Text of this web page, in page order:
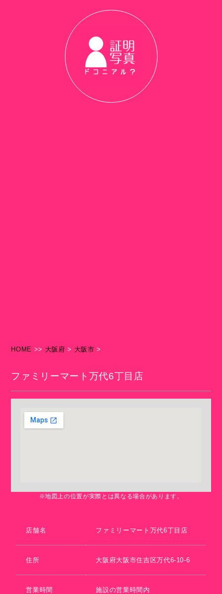
HOME >> 大阪府 > 大阪市 >
ファミリーマート万代6丁目店
※地図上の位置が実際とは異なる場合があります。
店舗名 ファミリーマート万代6丁目店
住所 大阪府大阪市住吉区万代6-10-6
営業時間 施設の営業時間内